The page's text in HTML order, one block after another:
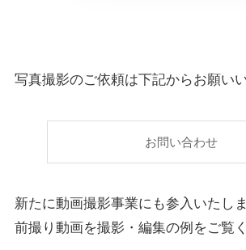
写真撮影のご依頼は下記からお願い
お問い合わせ
新たに動画撮影事業にも参入いたし
前撮り動画を撮影・編集の例をご覧く